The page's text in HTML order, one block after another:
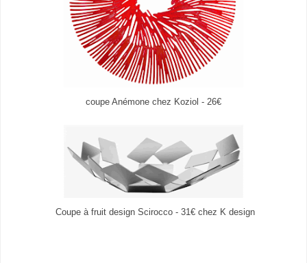
coupe Anémone chez Koziol - 26€
Coupe à fruit design Scirocco - 31€ chez K design